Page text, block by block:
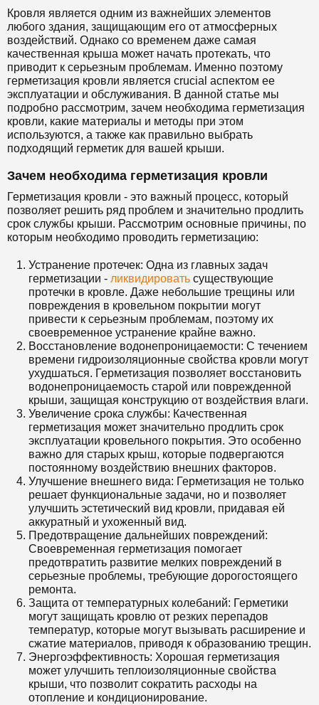
Кровля является одним из важнейших элементов
любого здания, защищающим его от атмосферных
воздействий. Однако со временем даже самая
качественная крыша может начать протекать, что
приводит к серьезным проблемам. Именно поэтому
герметизация кровли является crucial аспектом ее
эксплуатации и обслуживания. В данной статье мы
подробно рассмотрим, зачем необходима герметизация
кровли, какие материалы и методы при этом
используются, а также как правильно выбрать
подходящий герметик для вашей крыши.
Зачем необходима герметизация кровли
Герметизация кровли - это важный процесс, который
позволяет решить ряд проблем и значительно продлить
срок службы крыши. Рассмотрим основные причины, по
которым необходимо проводить герметизацию:
Устранение протечек: Одна из главных задач
герметизации - ликвидировать существующие
протечки в кровле. Даже небольшие трещины или
повреждения в кровельном покрытии могут
привести к серьезным проблемам, поэтому их
своевременное устранение крайне важно.
Восстановление водонепроницаемости: С течением
времени гидроизоляционные свойства кровли могут
ухудшаться. Герметизация позволяет восстановить
водонепроницаемость старой или поврежденной
крыши, защищая конструкцию от воздействия влаги.
Увеличение срока службы: Качественная
герметизация может значительно продлить срок
эксплуатации кровельного покрытия. Это особенно
важно для старых крыш, которые подвергаются
постоянному воздействию внешних факторов.
Улучшение внешнего вида: Герметизация не только
решает функциональные задачи, но и позволяет
улучшить эстетический вид кровли, придавая ей
аккуратный и ухоженный вид.
Предотвращение дальнейших повреждений:
Своевременная герметизация помогает
предотвратить развитие мелких повреждений в
серьезные проблемы, требующие дорогостоящего
ремонта.
Защита от температурных колебаний: Герметики
могут защищать кровлю от резких перепадов
температур, которые могут вызывать расширение и
сжатие материалов, приводя к образованию трещин.
Энергоэффективность: Хорошая герметизация
может улучшить теплоизоляционные свойства
крыши, что позволит сократить расходы на
отопление и кондиционирование.